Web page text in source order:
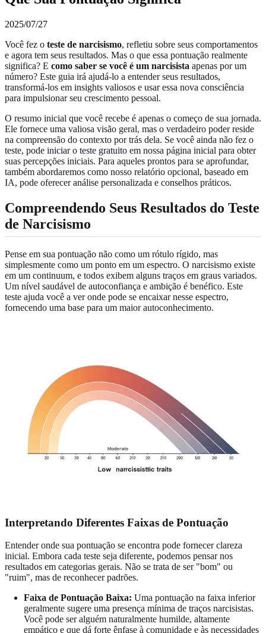
2025/07/27
Você fez o teste de narcisismo, refletiu sobre seus comportamentos
e agora tem seus resultados. Mas o que essa pontuação realmente
significa? E como saber se você é um narcisista apenas por um
número? Este guia irá ajudá-lo a entender seus resultados,
transformá-los em insights valiosos e usar essa nova consciência
para impulsionar seu crescimento pessoal.
O resumo inicial que você recebe é apenas o começo de sua jornada.
Ele fornece uma valiosa visão geral, mas o verdadeiro poder reside
na compreensão do contexto por trás dela. Se você ainda não fez o
teste, pode iniciar o teste gratuito em nossa página inicial para obter
suas percepções iniciais. Para aqueles prontos para se aprofundar,
também abordaremos como nosso relatório opcional, baseado em
IA, pode oferecer análise personalizada e conselhos práticos.
Compreendendo Seus Resultados do Teste
de Narcisismo
Pense em sua pontuação não como um rótulo rígido, mas
simplesmente como um ponto em um espectro. O narcisismo existe
em um continuum, e todos exibem alguns traços em graus variados.
Um nível saudável de autoconfiança e ambição é benéfico. Este
teste ajuda você a ver onde pode se encaixar nesse espectro,
fornecendo uma base para um maior autoconhecimento.
Interpretando Diferentes Faixas de Pontuação
Entender onde sua pontuação se encontra pode fornecer clareza
inicial. Embora cada teste seja diferente, podemos pensar nos
resultados em categorias gerais. Não se trata de ser "bom" ou
"ruim", mas de reconhecer padrões.
Faixa de Pontuação Baixa: Uma pontuação na faixa inferior
geralmente sugere uma presença mínima de traços narcisistas.
Você pode ser alguém naturalmente humilde, altamente
empático e que dá forte ênfase à comunidade e às necessidades